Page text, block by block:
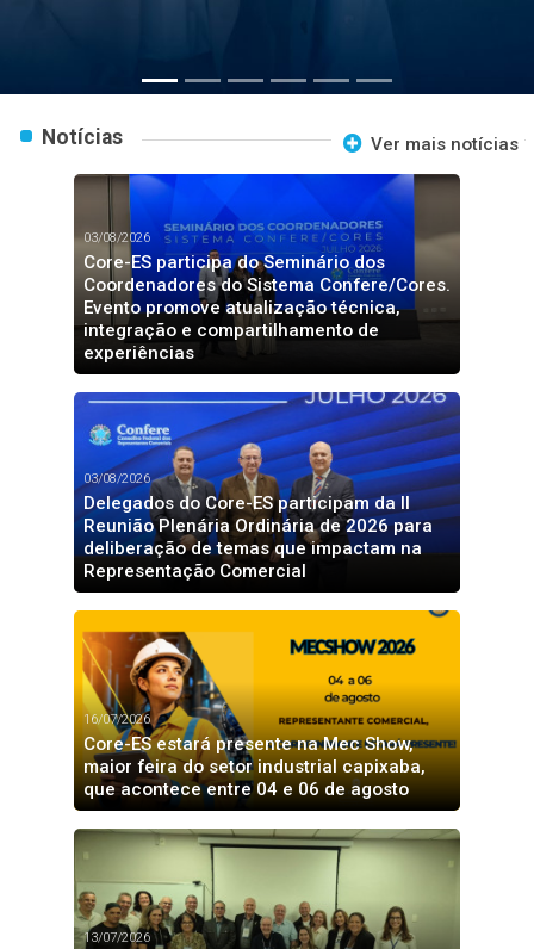
Notícias Ver mais notícias
03/08/2026
Core-ES participa do Seminário dos
Coordenadores do Sistema Confere/Cores.
Evento promove atualização técnica,
integração e compartilhamento de
experiências
03/08/2026
Delegados do Core-ES participam da II
Reunião Plenária Ordinária de 2026 para
deliberação de temas que impactam na
Representação Comercial
16/07/2026
Core-ES estará presente na Mec Show,
maior feira do setor industrial capixaba,
que acontece entre 04 e 06 de agosto
13/07/2026